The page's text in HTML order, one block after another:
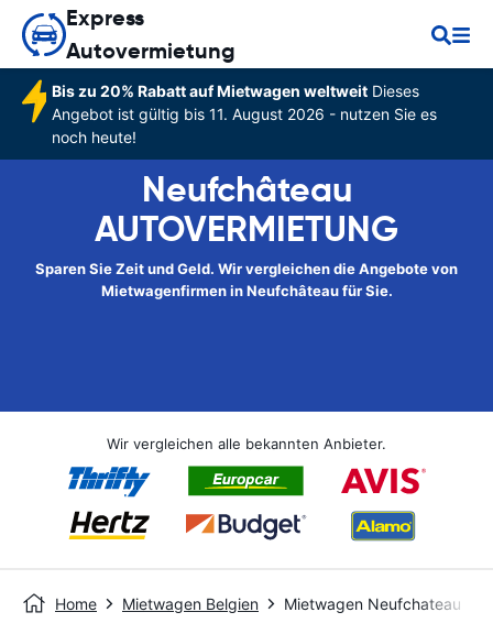
Express
Autovermietung
Bis zu 20% Rabatt auf Mietwagen weltweitDieses
Angebot ist gültig bis 11. August 2026 - nutzen Sie es
noch heute!
Neufchâteau
AUTOVERMIETUNG
Sparen Sie Zeit und Geld. Wir vergleichen die Angebote von
Mietwagenfirmen in Neufchâteau für Sie.
Wir vergleichen alle bekannten Anbieter.
Home Mietwagen Belgien Mietwagen Neufchateau